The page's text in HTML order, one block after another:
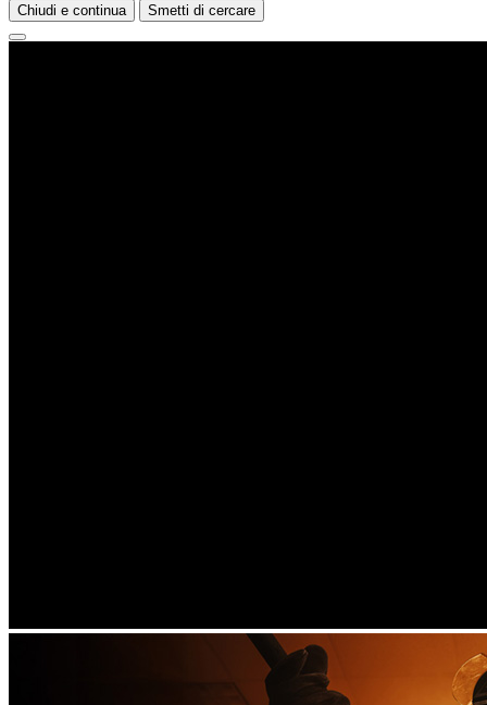
Chiudi e continua Smetti di cercare